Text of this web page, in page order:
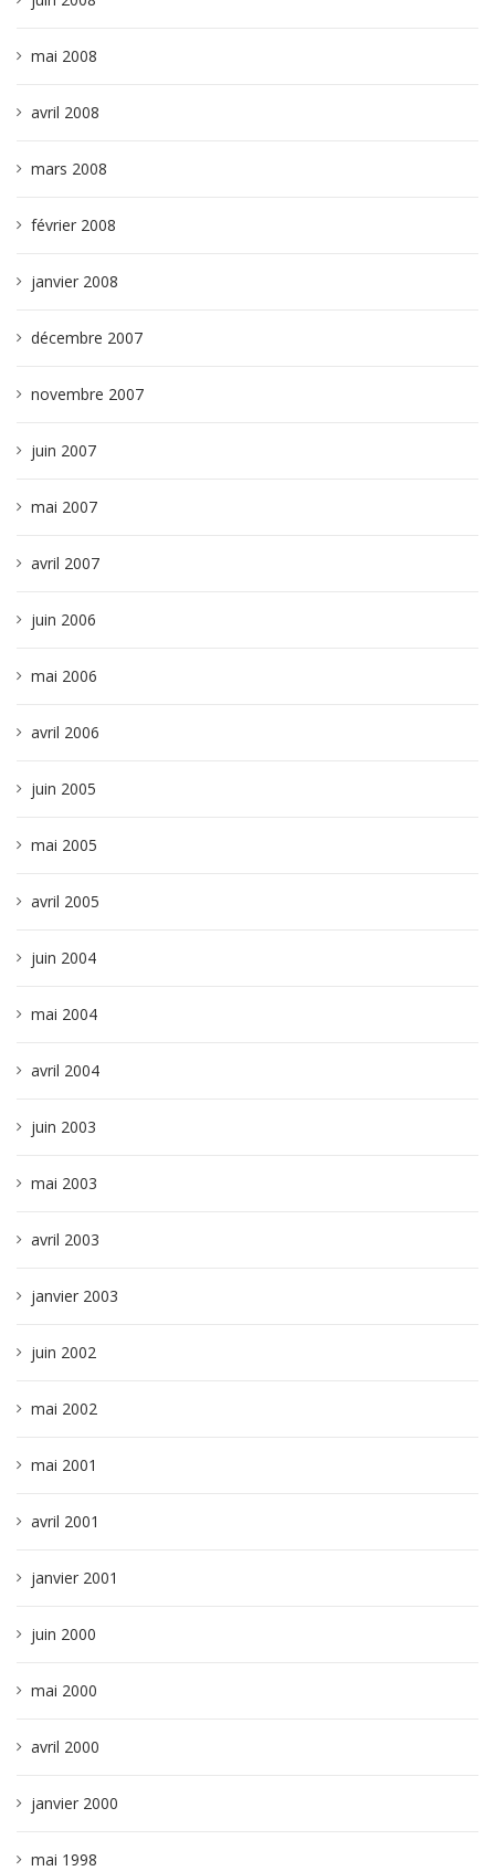
mai 2008
avril 2008
mars 2008
février 2008
janvier 2008
décembre 2007
novembre 2007
juin 2007
mai 2007
avril 2007
juin 2006
mai 2006
avril 2006
juin 2005
mai 2005
avril 2005
juin 2004
mai 2004
avril 2004
juin 2003
mai 2003
avril 2003
janvier 2003
juin 2002
mai 2002
mai 2001
avril 2001
janvier 2001
juin 2000
mai 2000
avril 2000
janvier 2000
mai 1998